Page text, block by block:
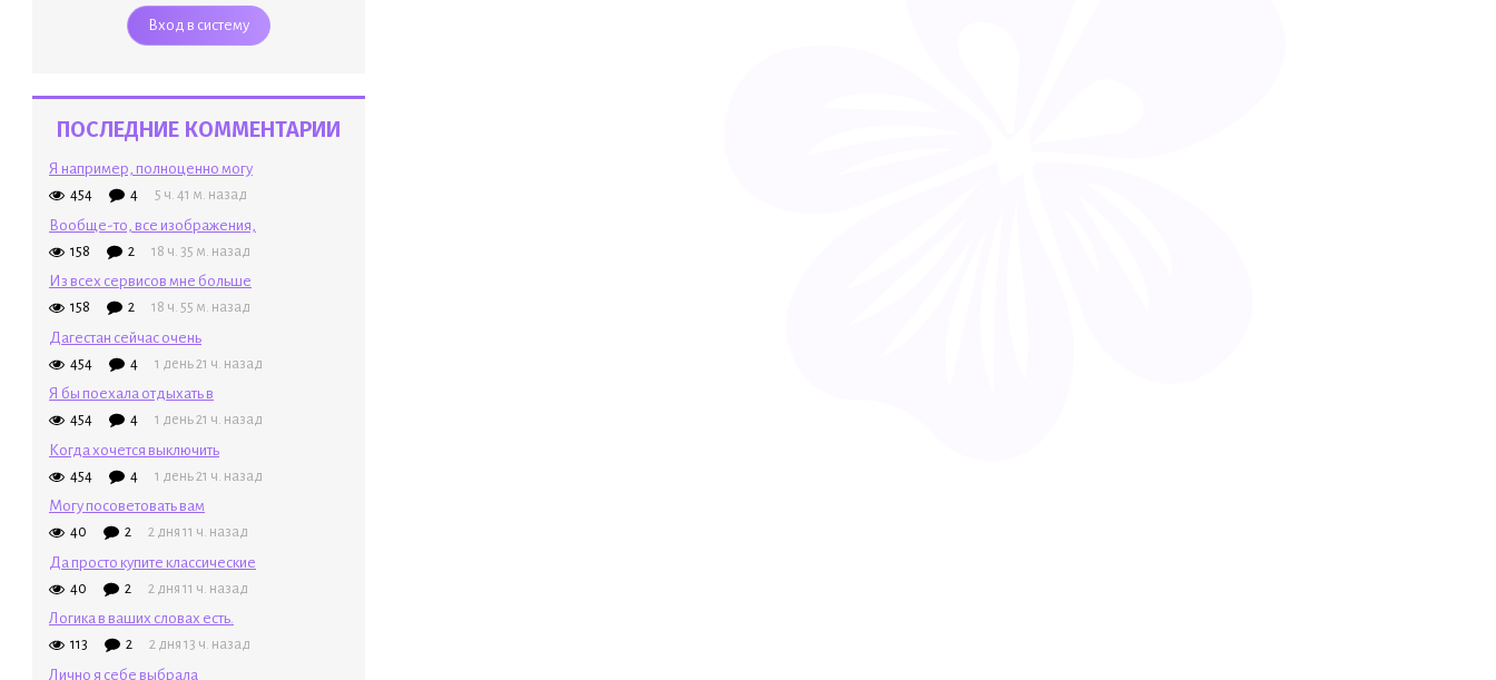
ПОСЛЕДНИЕ КОММЕНТАРИИ
Я например, полноценно могу
454 4 5 ч. 41 м. назад
Вообще-то, все изображения,
158 2 18 ч. 35 м. назад
Из всех сервисов мне больше
158 2 18 ч. 55 м. назад
Дагестан сейчас очень
454 4 1 день 21 ч. назад
Я бы поехала отдыхать в
454 4 1 день 21 ч. назад
Когда хочется выключить
454 4 1 день 21 ч. назад
Могу посоветовать вам
40 2 2 дня 11 ч. назад
Да просто купите классические
40 2 2 дня 11 ч. назад
Логика в ваших словах есть.
113 2 2 дня 13 ч. назад
Лично я себе выбрала